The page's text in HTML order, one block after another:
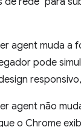
agent muda a
pode
agent não
o Chrome